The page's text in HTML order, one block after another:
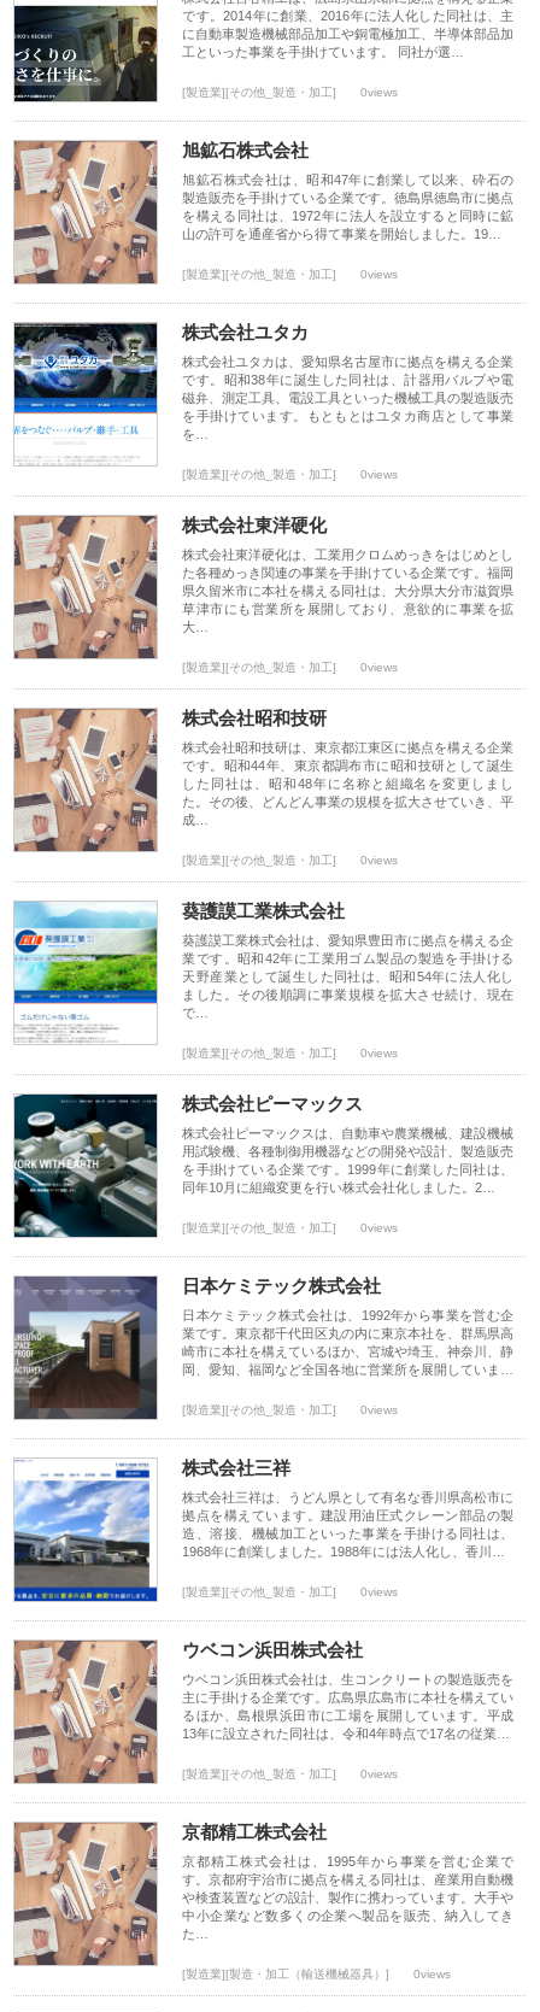
です。2014年に創業、2016年に法人化した同社は、主
に自動車製造機械部品加工や銅電極加工、半導体部品加
工といった事業を手掛けています。 同社が選…
[製造業][その他_製造・加工] 0views
旭鉱石株式会社
旭鉱石株式会社は、昭和47年に創業して以来、砕石の
製造販売を手掛けている企業です。徳島県徳島市に拠点
を構える同社は、1972年に法人を設立すると同時に鉱
山の許可を通産省から得て事業を開始しました。19…
[製造業][その他_製造・加工] 0views
株式会社ユタカ
株式会社ユタカは、愛知県名古屋市に拠点を構える企業
です。昭和38年に誕生した同社は、計器用バルブや電
磁弁、測定工具、電設工具といった機械工具の製造販売
を手掛けています。もともとはユタカ商店として事業
を…
[製造業][その他_製造・加工] 0views
株式会社東洋硬化
株式会社東洋硬化は、工業用クロムめっきをはじめとし
た各種めっき関連の事業を手掛けている企業です。福岡
県久留米市に本社を構える同社は、大分県大分市滋賀県
草津市にも営業所を展開しており、意欲的に事業を拡
大…
[製造業][その他_製造・加工] 0views
株式会社昭和技研
株式会社昭和技研は、東京都江東区に拠点を構える企業
です。昭和44年、東京都調布市に昭和技研として誕生
した同社は、昭和48年に名称と組織名を変更しまし
た。その後、どんどん事業の規模を拡大させていき、平
成…
[製造業][その他_製造・加工] 0views
葵護謨工業株式会社
葵護謨工業株式会社は、愛知県豊田市に拠点を構える企
業です。昭和42年に工業用ゴム製品の製造を手掛ける
天野産業として誕生した同社は、昭和54年に法人化し
ました。その後順調に事業規模を拡大させ続け、現在
で…
[製造業][その他_製造・加工] 0views
株式会社ピーマックス
株式会社ピーマックスは、自動車や農業機械、建設機械
用試験機、各種制御用機器などの開発や設計、製造販売
を手掛けている企業です。1999年に創業した同社は、
同年10月に組織変更を行い株式会社化しました。2…
[製造業][その他_製造・加工] 0views
日本ケミテック株式会社
日本ケミテック株式会社は、1992年から事業を営む企
業です。東京都千代田区丸の内に東京本社を、群馬県高
崎市に本社を構えているほか、宮城や埼玉、神奈川、静
岡、愛知、福岡など全国各地に営業所を展開していま…
[製造業][その他_製造・加工] 0views
株式会社三祥
株式会社三祥は、うどん県として有名な香川県高松市に
拠点を構えています。建設用油圧式クレーン部品の製
造、溶接、機械加工といった事業を手掛ける同社は、
1968年に創業しました。1988年には法人化し、香川…
[製造業][その他_製造・加工] 0views
ウベコン浜田株式会社
ウベコン浜田株式会社は、生コンクリートの製造販売を
主に手掛ける企業です。広島県広島市に本社を構えてい
るほか、島根県浜田市に工場を展開しています。平成
13年に設立された同社は、令和4年時点で17名の従業…
[製造業][その他_製造・加工] 0views
京都精工株式会社
京都精工株式会社は、1995年から事業を営む企業で
す。京都府宇治市に拠点を構える同社は、産業用自動機
や検査装置などの設計、製作に携わっています。大手や
中小企業など数多くの企業へ製品を販売、納入してき
た…
[製造業][製造・加工（輸送機械器具）] 0views